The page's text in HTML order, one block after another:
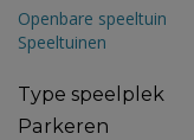
Openbare speeltuin
Speeltuinen
Type speelplek
Parkeren